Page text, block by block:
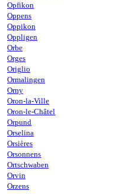
Opfikon
Oppens
Oppikon
Oppligen
Orbe
Orges
Origlio
Ormalingen
Orny
Oron-la-Ville
Oron-le-Châtel
Orpund
Orselina
Orsières
Orsonnens
Ortschwaben
Orvin
Orzens